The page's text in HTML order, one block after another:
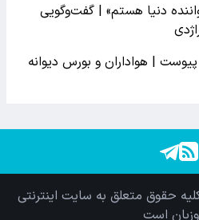
دنیا هستم» | گفت‌وگویی
| هواداران و بورس دیوانه
حقوق متعلق به سایت اینترنتی
است